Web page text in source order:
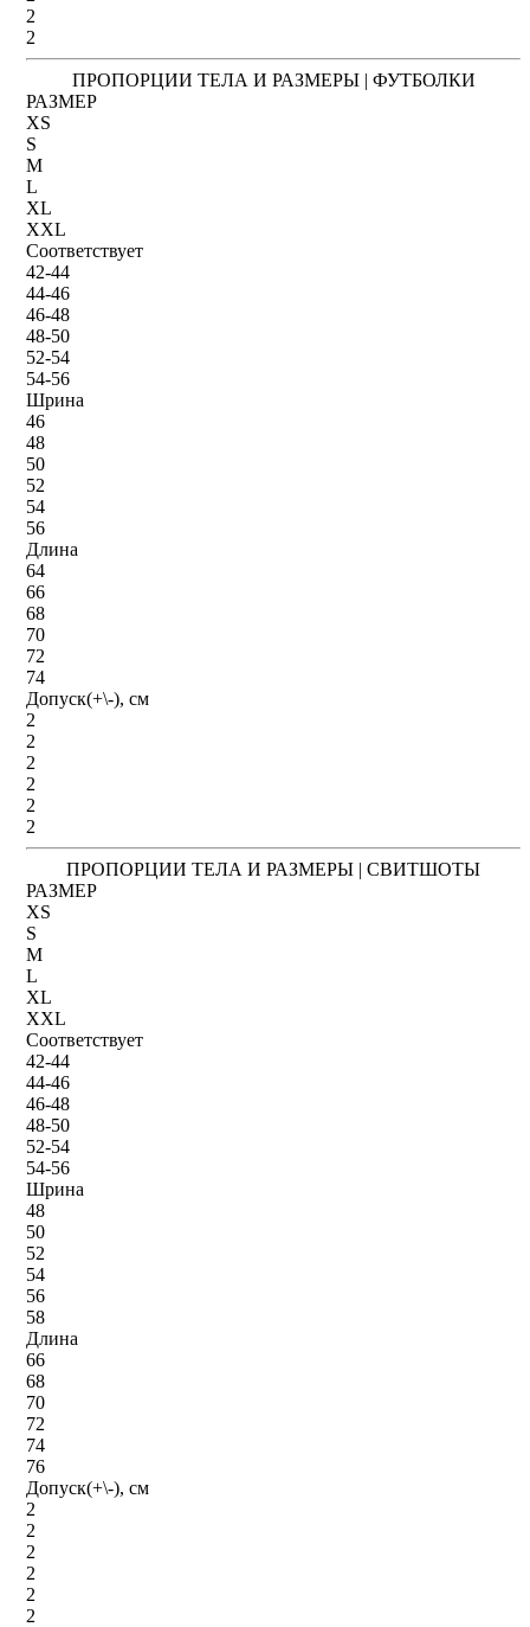
2
2
ПРОПОРЦИИ ТЕЛА И РАЗМЕРЫ | ФУТБОЛКИ
РАЗМЕР
XS
S
M
L
XL
XXL
Соответствует
42-44
44-46
46-48
48-50
52-54
54-56
Шрина
46
48
50
52
54
56
Длина
64
66
68
70
72
74
Допуск(+\-), см
2
2
2
2
2
2
ПРОПОРЦИИ ТЕЛА И РАЗМЕРЫ | СВИТШОТЫ
РАЗМЕР
XS
S
M
L
XL
XXL
Соответствует
42-44
44-46
46-48
48-50
52-54
54-56
Шрина
48
50
52
54
56
58
Длина
66
68
70
72
74
76
Допуск(+\-), см
2
2
2
2
2
2